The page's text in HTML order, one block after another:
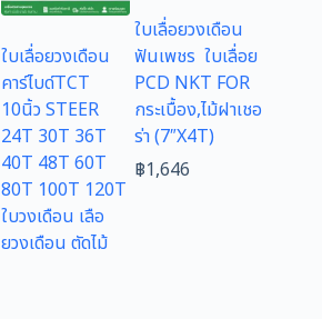
ใบเลื่อยวงเดือน
คาร์ไบด์TCT
10นิ้ว STEER
24T 30T 36T
40T 48T 60T
80T 100T 120T
ใบวงเดือน เลือ
ยวงเดือน ตัดไม้
ใบเลื่อยวงเดือน
ฟันเพชร ใบเลื่อย
PCD NKT FOR
กระเบื้อง,ไม้ฝาเชอ
ร่า (7″X4T)
฿1,646